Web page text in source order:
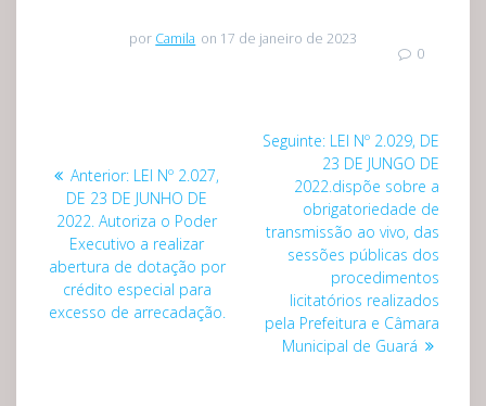
por Camila on 17 de janeiro de 2023
0
de
Post
Anterior: Post
anterior:
LEI Nº 2.027,
DE 23 DE JUNHO DE
2022. Autoriza o Poder
Executivo a realizar
abertura de dotação por
crédito especial para
excesso de arrecadação.
Seguinte: Post
seguinte:
LEI Nº 2.029, DE
23 DE JUNGO DE
2022.dispõe sobre a
obrigatoriedade de
transmissão ao vivo, das
sessões públicas dos
procedimentos
licitatórios realizados
pela Prefeitura e Câmara
Municipal de Guará